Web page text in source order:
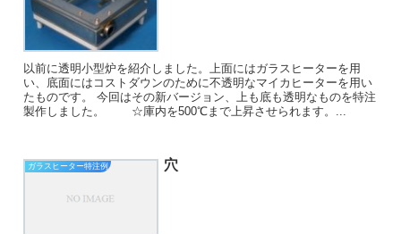
以前に透明小型炉を紹介しました。上面にはガラスヒーターを用
い、底面にはコストダウンのために不透明なマイカヒーターを用い
たものです。 今回はその新バージョン、上も底も透明なものを特注
製作しました。 ☆庫内を500℃まで上昇させられます。...
ガラスヒーター特注例 穴